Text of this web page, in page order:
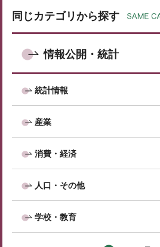
同じカテゴリから探す
情報公開・統計
統計情報
産業
消費・経済
人口・その他
学校・教育